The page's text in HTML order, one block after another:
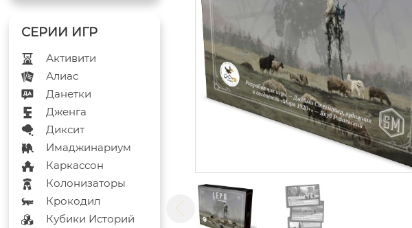
Активити
Алиас
Данетки
Дженга
Диксит
Имаджинариум
Каркассон
Колонизаторы
Крокодил
Кубики Историй